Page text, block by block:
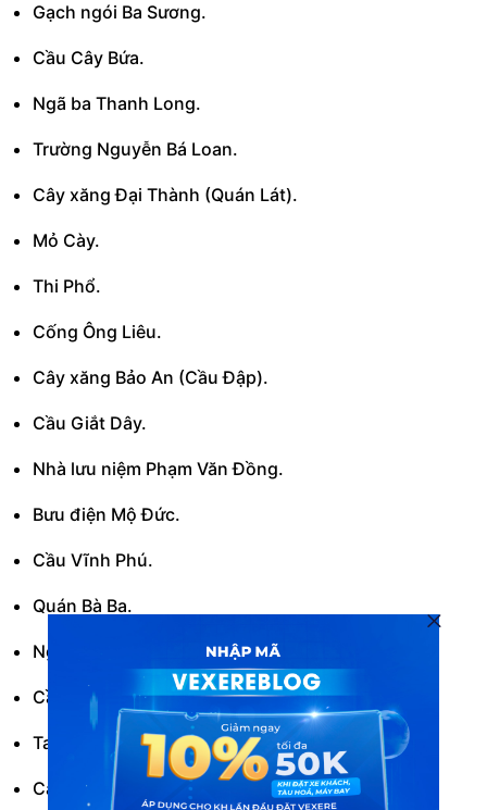
Gạch ngói Ba Sương.
Cầu Cây Bứa.
Ngã ba Thanh Long.
Trường Nguyễn Bá Loan.
Cây xăng Đại Thành (Quán Lát).
Mỏ Cày.
Thi Phổ.
Cống Ông Liêu.
Cây xăng Bảo An (Cầu Đập).
Cầu Giắt Dây.
Nhà lưu niệm Phạm Văn Đồng.
Bưu điện Mộ Đức.
Cầu Vĩnh Phú.
Quán Bà Ba.
Ngã ba Quán Hồng.
Cầu Tú Sơn.
Tao Ngộ.
Cây xăng Bà Nương.